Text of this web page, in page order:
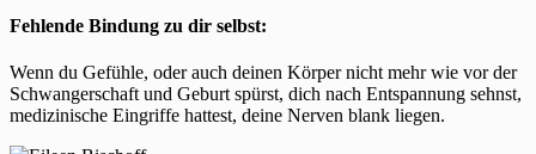
Fehlende Bindung zu dir selbst:
Wenn du Gefühle, oder auch deinen Körper nicht mehr wie vor der
Schwangerschaft und Geburt spürst, dich nach Entspannung sehnst,
medizinische Eingriffe hattest, deine Nerven blank liegen.